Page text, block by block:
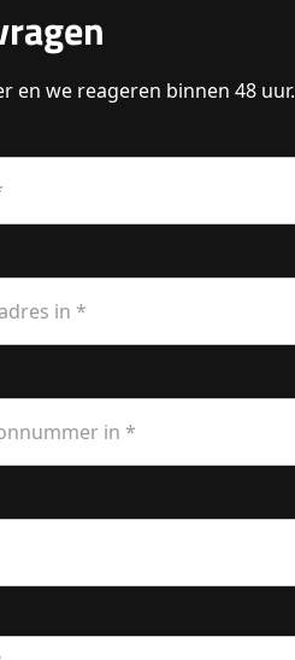
en we reageren binnen 48 uur.